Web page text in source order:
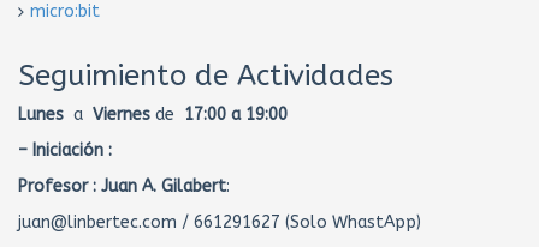
micro:bit
Seguimiento de Actividades
Lunes a Viernes de 17:00 a 19:00
– Iniciación :
Profesor : Juan A. Gilabert:
juan@linbertec.com / 661291627 (Solo WhastApp)